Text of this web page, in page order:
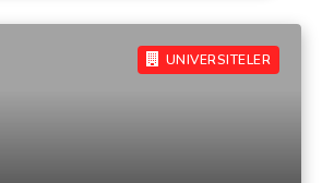
UNIVERSITELER